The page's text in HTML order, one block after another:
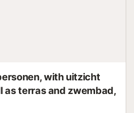
with uitzicht
as terras and zwembad,